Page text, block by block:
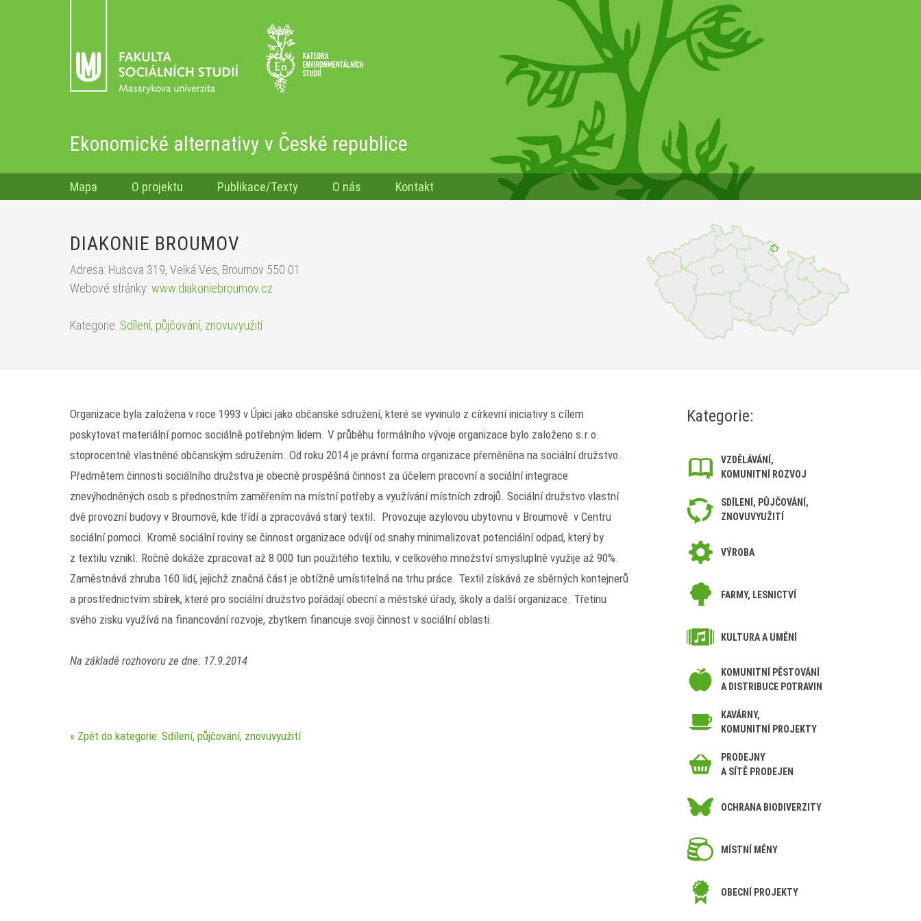
Ekonomické alternativy v České republice
Mapa O projektu Publikace/Texty O nás Kontakt
DIAKONIE BROUMOV
Adresa: Husova 319, Velká Ves, Broumov 550 01
Webové stránky: www.diakoniebroumov.cz
Kategorie: Sdílení, půjčování, znovuvyužití
Organizace byla založena v roce 1993 v Úpici jako občanské sdružení, které se vyvinulo z církevní iniciativy s cílem
poskytovat materiální pomoc sociálně potřebným lidem. V průběhu formálního vývoje organizace bylo založeno s.r.o.
stoprocentně vlastněné občanským sdružením. Od roku 2014 je právní forma organizace přeměněna na sociální družstvo.
Předmětem činnosti sociálního družstva je obecně prospěšná činnost za účelem pracovní a sociální integrace
znevýhodněných osob s přednostním zaměřením na místní potřeby a využívání místních zdrojů. Sociální družstvo vlastní
dvě provozní budovy v Broumově, kde třídí a zpracovává starý textil. Provozuje azylovou ubytovnu v Broumově v Centru
sociální pomoci. Kromě sociální roviny se činnost organizace odvíjí od snahy minimalizovat potenciální odpad, který by
z textilu vznikl. Ročně dokáže zpracovat až 8 000 tun použitého textilu, v celkového množství smysluplně využije až 90%.
Zaměstnává zhruba 160 lidí, jejichž značná část je obtížně umístitelná na trhu práce. Textil získává ze sběrných kontejnerů
a prostřednictvím sbírek, které pro sociální družstvo pořádají obecní a městské úřady, školy a další organizace. Třetinu
svého zisku využívá na financování rozvoje, zbytkem financuje svoji činnost v sociální oblasti.
Na základě rozhovoru ze dne: 17.9.2014
« Zpět do kategorie: Sdílení, půjčování, znovuvyužití
Kategorie:
VZDĚLÁVÁNÍ,
KOMUNITNÍ ROZVOJ
SDÍLENÍ, PŮJČOVÁNÍ,
ZNOVUVYUŽITÍ
VÝROBA
FARMY, LESNICTVÍ
KULTURA A UMĚNÍ
KOMUNITNÍ PĚSTOVÁNÍ
A DISTRIBUCE POTRAVIN
KAVÁRNY,
KOMUNITNÍ PROJEKTY
PRODEJNY
A SÍTĚ PRODEJEN
OCHRANA BIODIVERZITY
MÍSTNÍ MĚNY
OBECNÍ PROJEKTY